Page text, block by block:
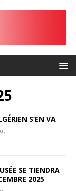
S’EN VA
SE TIENDRA
2025